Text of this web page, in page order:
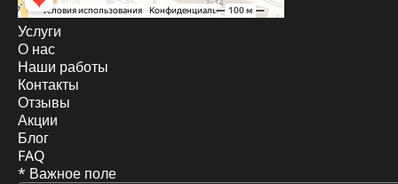
Услуги
О нас
Наши работы
Контакты
Отзывы
Акции
Блог
FAQ
* Важное поле